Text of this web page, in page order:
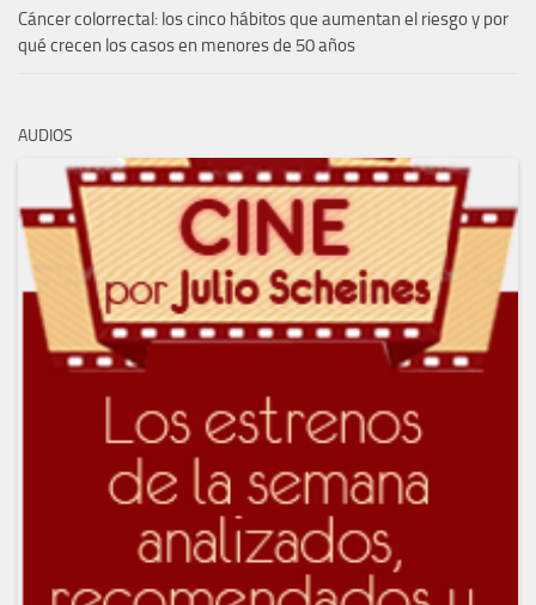
Cáncer colorrectal: los cinco hábitos que aumentan el riesgo y por
qué crecen los casos en menores de 50 años
AUDIOS